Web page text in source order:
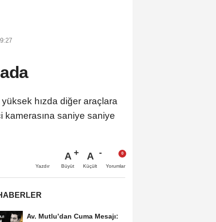
hızda diğer araçlara
kamerasına saniye saniye
Yazdır
A
Büyüt
A
Küçült Yorumlar
Av. Mutlu’dan Cuma Mesajı: